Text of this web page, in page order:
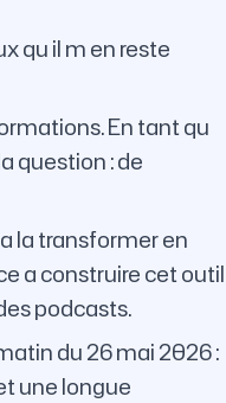
qu il m en reste
En tant qu
question : de
la transformer en
a construire cet outil
podcasts.
du 26 mai 2026 :
une longue